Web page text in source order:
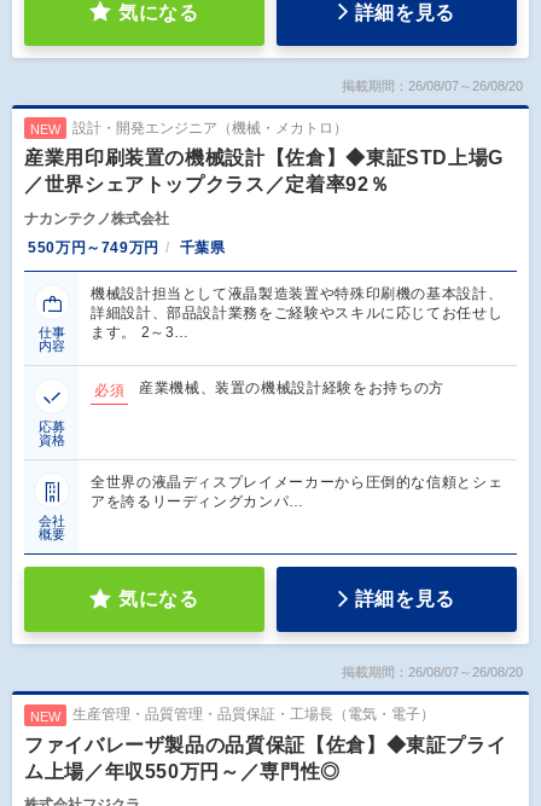
気になる 詳細を見る
掲載期間：26/08/07～26/08/20
NEW 設計・開発エンジニア（機械・メカトロ）
産業用印刷装置の機械設計【佐倉】◆東証STD上場G
／世界シェアトップクラス／定着率92％
ナカンテクノ株式会社
550万円～749万円
千葉県
仕事
内容
機械設計担当として液晶製造装置や特殊印刷機の基本設計、
詳細設計、部品設計業務をご経験やスキルに応じてお任せし
ます。 2～3…
応募
資格
必須 産業機械、装置の機械設計経験をお持ちの方
会社
概要
全世界の液晶ディスプレイメーカーから圧倒的な信頼とシェ
アを誇るリーディングカンパ…
気になる 詳細を見る
掲載期間：26/08/07～26/08/20
NEW 生産管理・品質管理・品質保証・工場長（電気・電子）
ファイバレーザ製品の品質保証【佐倉】◆東証プライ
ム上場／年収550万円～／専門性◎